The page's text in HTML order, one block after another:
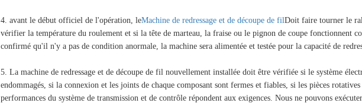
4. avant le début officiel de l'opération, leMachine de redressage et de découpe de filDoit faire tourner le
vérifier la température du roulement et si la tête de marteau, la fraise ou le pignon de coupe fonctionnent
confirmé qu'il n'y a pas de condition anormale, la machine sera alimentée et testée pour la capacité de
5. La machine de redressage et de découpe de fil nouvellement installée doit être vérifiée si le système
endommagés, si la connexion et les joints de chaque composant sont fermes et fiables, si les pièces
performances du système de transmission et de contrôle répondent aux exigences. Nous ne pouvons